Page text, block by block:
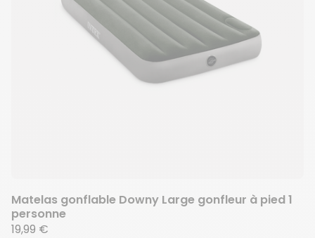
Matelas gonflable Downy Large gonfleur à pied 1
personne
19,99 €